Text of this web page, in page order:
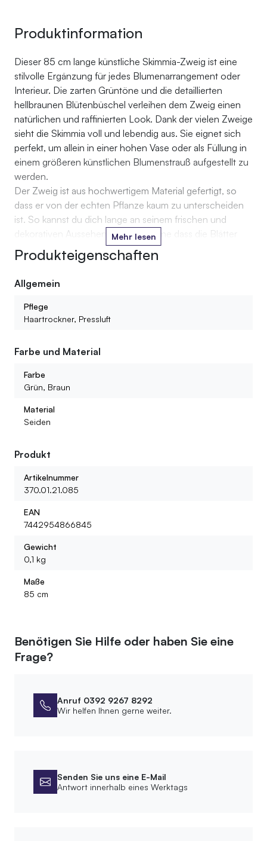
Produktinformation
Dieser 85 cm lange künstliche Skimmia-Zweig ist eine
stilvolle Ergänzung für jedes Blumenarrangement oder
Interieur. Die zarten Grüntöne und die detaillierten
hellbraunen Blütenbüschel verleihen dem Zweig einen
natürlichen und raffinierten Look. Dank der vielen Zweige
sieht die Skimmia voll und lebendig aus. Sie eignet sich
perfekt, um allein in einer hohen Vase oder als Füllung in
einem größeren künstlichen Blumenstrauß aufgestellt zu
werden.
Der Zweig ist aus hochwertigem Material gefertigt, so
dass er von der echten Pflanze kaum zu unterscheiden
ist. So kannst du dich lange an seinem frischen und
dekorativen Aussehen erfreuen, ohne dass die Blätter
oder Blütenbüschel jemals verwelken.
Mehr lesen
Produkteigenschaften
Allgemein
Pflege
Haartrockner, Pressluft
Farbe und Material
Farbe
Grün, Braun
Material
Seiden
Produkt
Artikelnummer
370.01.21.085
EAN
7442954866845
Gewicht
0,1 kg
Maße
85 cm
Benötigen Sie Hilfe oder haben Sie eine
Frage?
Anruf 0392 9267 8292
Wir helfen Ihnen gerne weiter.
Senden Sie uns eine E-Mail
Antwort innerhalb eines Werktags